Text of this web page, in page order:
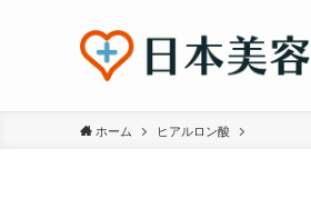
ホーム ヒアルロン酸